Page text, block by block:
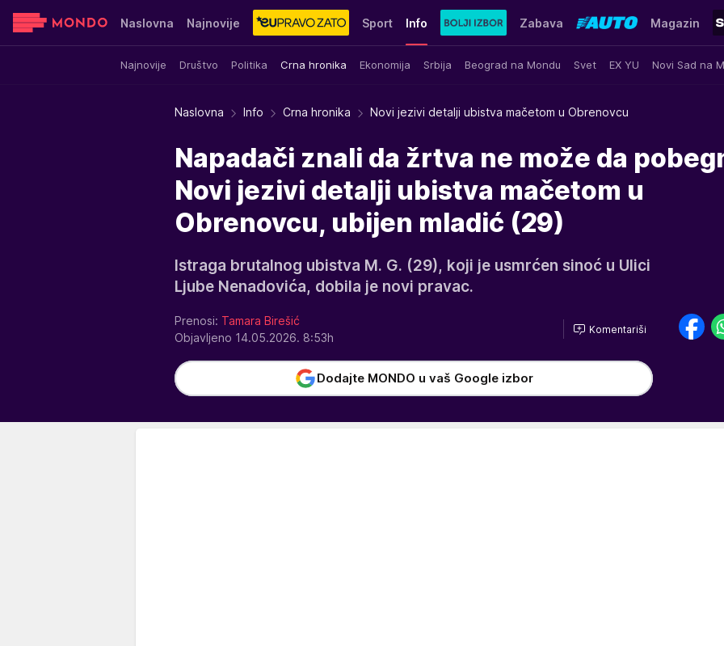
Naslovna Najnovije Sport Info
Najnovije Društvo Politika Crna hronika Ekonomija Srbija Beograd na Mondu Svet EX YU Novi Sad na
Zabava Magazin
Sensa Stvar ukusa Yumama
Naslovna Info Crna hronika Novi jezivi detalji ubistva mačetom u Obrenovcu
Napadači znali da žrtva ne može da
Novi jezivi detalji ubistva mačetom u
Obrenovcu, ubijen mladić (29)
Istraga brutalnog ubistva M. G. (29), koji je usmrćen sinoć u Ulici
Ljube Nenadovića, dobila je novi pravac.
Prenosi: Tamara Birešić
Objavljeno 14.05.2026. 8:53h
Komentariši
Dodajte MONDO u vaš Google izbor